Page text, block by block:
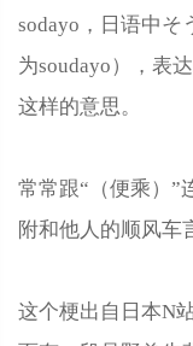
sodayo，日语中そ
为soudayo），表
这样的意思。
常常跟“（便乘）”
附和他人的顺风车
这个梗出自日本N